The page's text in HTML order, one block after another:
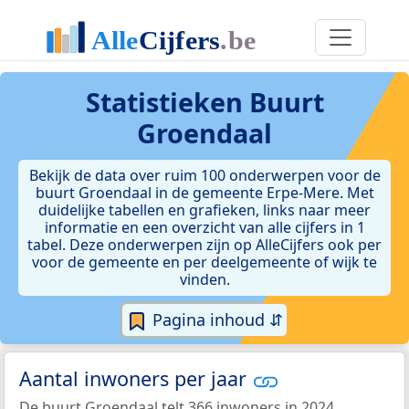
Statistieken Buurt
Groendaal
Bekijk de data over ruim 100 onderwerpen voor de
buurt Groendaal in de gemeente Erpe-Mere. Met
duidelijke tabellen en grafieken, links naar meer
informatie en een overzicht van alle cijfers in 1
tabel. Deze onderwerpen zijn op AlleCijfers ook per
voor de gemeente en per deelgemeente of wijk te
vinden.
Pagina inhoud ⇵
Aantal inwoners per jaar